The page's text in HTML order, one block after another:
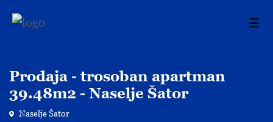
☰
Prodaja - trosoban apartman
39.48m2 - Naselje Šator
Naselje Šator